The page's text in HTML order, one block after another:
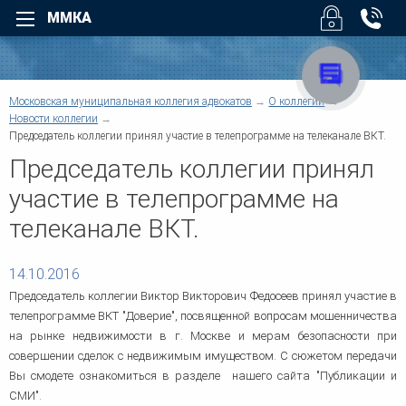
Назад
О коллегии
Структура коллегии
Новости коллегии
Назад
Услуги
Назад
Для физических лиц
Взыскание долгов
Возмещение вреда
Помощь при ДТП
Трудовые споры
Земельные споры
Банковское право
Военное право
Защита прав потребителей
Медиация
Назад
Для юридических лиц
Безопасность бизнеса
Налоговые споры
Юридическое
Взыскание дебиторской
Компенсация ущерба
Корпоративные споры
Предпринимательское
Регистрация и ликвидация
Назад
Информационные базы
Назад
Суды
Другие суды
ММКА
Московская муниципальная коллегия адвокатов
О коллегии
Новости коллегии
Председатель коллегии принял участие в телепрограмме на телеканале ВКТ.
Председатель коллегии принял
участие в телепрограмме на
телеканале ВКТ.
14.10.2016
Председатель коллегии Виктор Викторович Федосеев принял участие в
телепрограмме ВКТ "Доверие", посвященной вопросам мошенничества
на рынке недвижимости в г. Москве и мерам безопасности при
совершении сделок с недвижимым имуществом. С сюжетом передачи
Вы смодете ознакомиться в разделе нашего сайта "Публикации и
СМИ".